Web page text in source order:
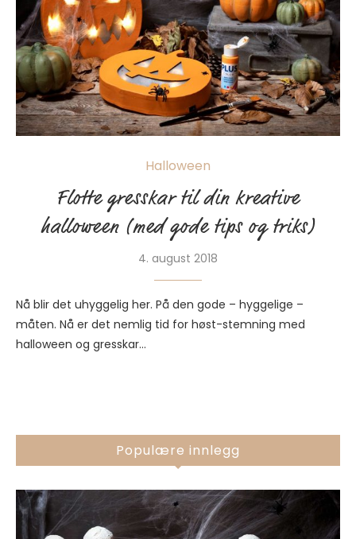
Halloween
Flotte gresskar til din kreative
halloween (med gode tips og triks)
4. august 2018
Nå blir det uhyggelig her. På den gode – hyggelige –
måten. Nå er det nemlig tid for høst-stemning med
halloween og gresskar…
Populære innlegg